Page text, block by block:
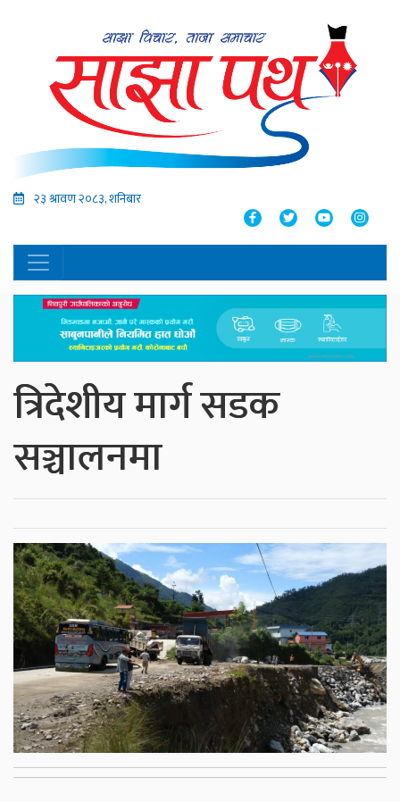
२३ श्रावण २०८३, शनिबार
त्रिदेशीय मार्ग सडक
सञ्चालनमा